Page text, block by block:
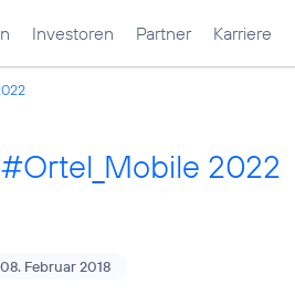
Investoren Partner Karriere
2022
08. Februar 2018